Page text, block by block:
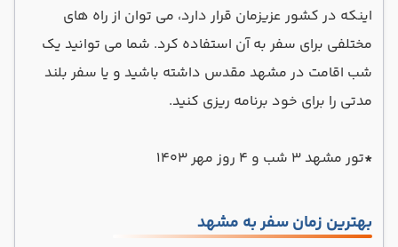
اینکه در کشور عزیزمان قرار دارد، می توان از راه های
مختلفی برای سفر به آن استفاده کرد. شما می توانید یک
شب اقامت در مشهد مقدس داشته باشید و یا سفر بلند
مدتی را برای خود برنامه ریزی کنید.
*تور مشهد 3 شب و 4 روز مهر 1403
بهترین زمان سفر به مشهد